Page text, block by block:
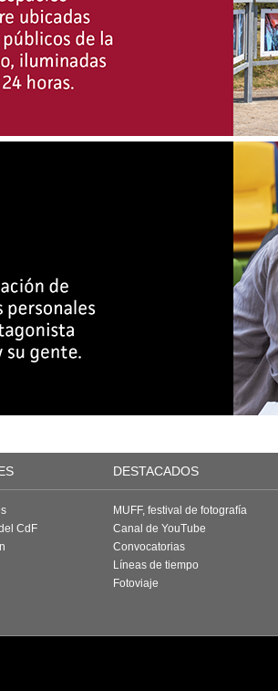
DESTACADOS
CdF
MUFF, festival de fotografía
Canal de YouTube
Convocatorias
Líneas de tiempo
Fotoviaje